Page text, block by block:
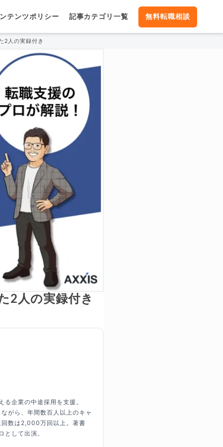
テンツポリシー 記事カテゴリ一覧 無料転職相談
2人の実録付き
2人の実録付き
企業の中途採用を支援。
がら、年間数百人以上のキャ
回数は2,000万回以上。著書
として出演。